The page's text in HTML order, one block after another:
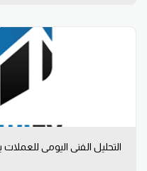
التحليل الفني اليومي للعملات يوم